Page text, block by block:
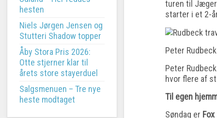
turen til
starter i et 2-
Peter
Peter
hvor flere af
Til egen
Søndag er Fox
hesten
Niels Jørgen Jensen og
Stutteri Shadow topper
Åby Stora Pris 2026:
Otte stjerner klar til
årets store stayerduel
Salgsmenuen – Tre nye
heste modtaget